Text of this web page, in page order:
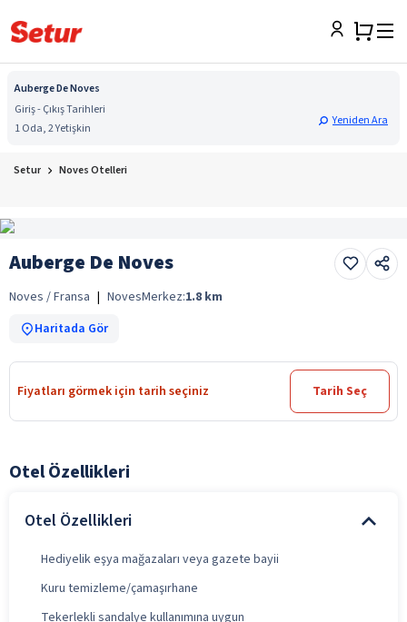
Auberge De Noves
Giriş - Çıkış Tarihleri
1 Oda, 2 Yetişkin
Yeniden Ara
Setur Noves Otelleri
Auberge De Noves
Noves / Fransa | NovesMerkez:1.8 km
Haritada Gör
Fiyatları görmek için tarih seçiniz Tarih Seç
Otel Özellikleri
Otel Özellikleri
Hediyelik eşya mağazaları veya gazete bayii
Kuru temizleme/çamaşırhane
Tekerlekli sandalye kullanımına uygun